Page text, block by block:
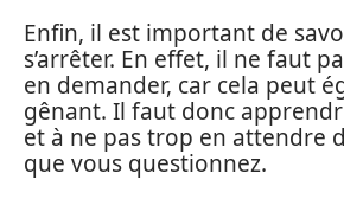
Enfin, il est important de
s’arrêter. En effet, il ne faut
en demander, car cela peut
gênant. Il faut donc
et à ne pas trop en attendre
que vous questionnez.